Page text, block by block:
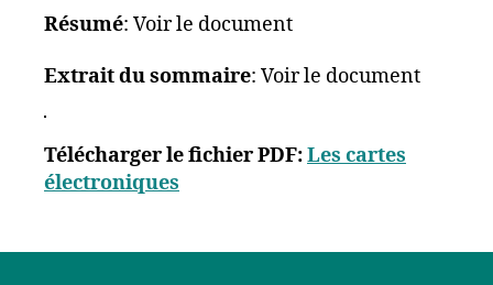
Résumé: Voir le document
Extrait du sommaire: Voir le document
Télécharger le fichier PDF:Les cartes
électroniques